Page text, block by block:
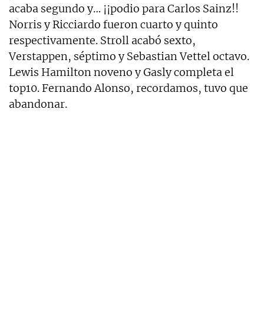
acaba segundo y… ¡¡podio para Carlos Sainz!!
Norris y Ricciardo fueron cuarto y quinto
respectivamente. Stroll acabó sexto,
Verstappen, séptimo y Sebastian Vettel octavo.
Lewis Hamilton noveno y Gasly completa el
top10. Fernando Alonso, recordamos, tuvo que
abandonar.